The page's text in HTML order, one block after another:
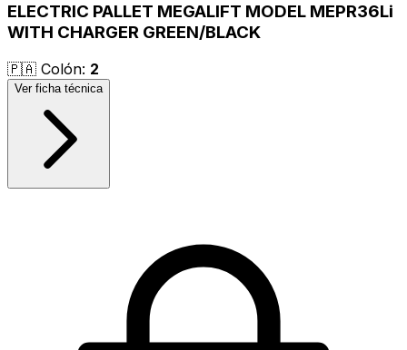
ELECTRIC PALLET MEGALIFT MODEL MEPR36Li
WITH CHARGER GREEN/BLACK
🇵🇦 Colón: 2
Ver ficha técnica